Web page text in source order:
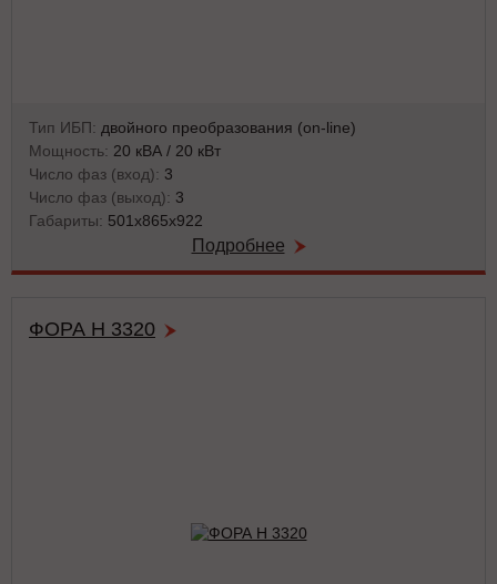
Тип ИБП: двойного преобразования (on-line)
Мощность: 20 кВА / 20 кВт
Число фаз (вход): 3
Число фаз (выход): 3
Габариты: 501x865x922
Подробнее
ФОРА Н 3320